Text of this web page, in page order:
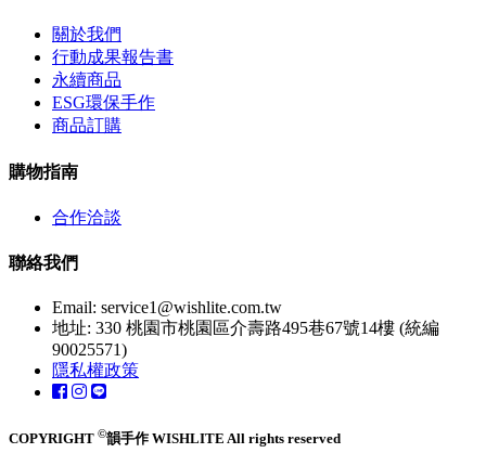
關於我們
行動成果報告書
永續商品
ESG環保手作
商品訂購
購物指南
合作洽談
聯絡我們
Email: service1@wishlite.com.tw
地址: 330 桃園市桃園區介壽路495巷67號14樓 (統編
90025571)
隱私權政策
COPYRIGHT ©韻手作 WISHLITE All rights reserved